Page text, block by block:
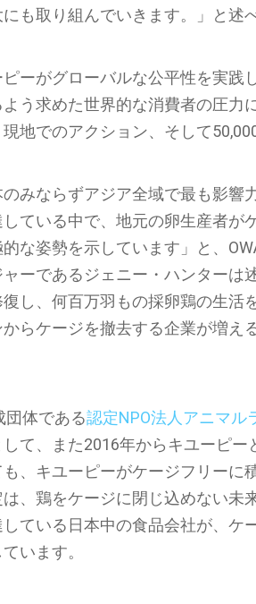
も取り組んでいきます。」と述
ーがグローバルな公平性を実践
う求めた世界的な消費者の圧力
地でのアクション、そして
のみならずアジア全域で最も影
している中で、地元の卵生産者
な姿勢を示しています」と、
ーであるジェニー・ハンター
し、何百万羽もの採卵鶏の生
らケージを撤去する企業が増え
団体である認定NPO法人アニマル
て、また2016年からキユーピ
、キユーピーがケージフリーに
、鶏をケージに閉じ込めない未
ている日本中の食品会社が、ケ
います。